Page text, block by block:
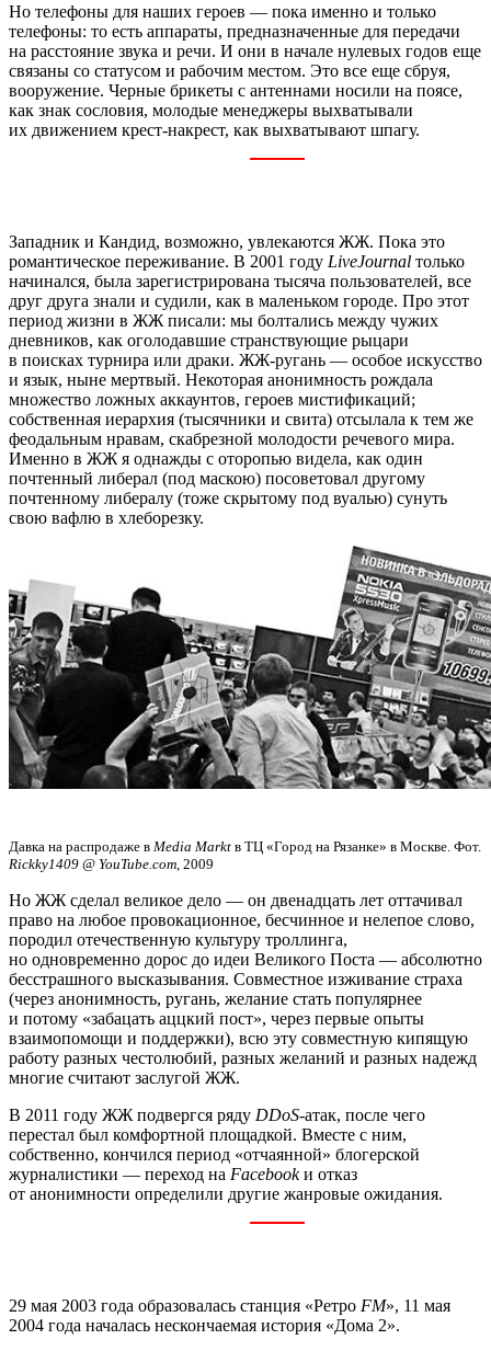
Но телефоны для наших героев — пока именно и только
телефоны: то есть аппараты, предназначенные для передачи
на расстояние звука и речи. И они в начале нулевых годов еще
связаны со статусом и рабочим местом. Это все еще сбруя,
вооружение. Черные брикеты с антеннами носили на поясе,
как знак сословия, молодые менеджеры выхватывали
их движением крест-накрест, как выхватывают шпагу.
Западник и Кандид, возможно, увлекаются ЖЖ. Пока это
романтическое переживание. В 2001 году LiveJournal только
начинался, была зарегистрирована тысяча пользователей, все
друг друга знали и судили, как в маленьком городе. Про этот
период жизни в ЖЖ писали: мы болтались между чужих
дневников, как оголодавшие странствующие рыцари
в поисках турнира или драки. ЖЖ-ругань — особое искусство
и язык, ныне мертвый. Некоторая анонимность рождала
множество ложных аккаунтов, героев мистификаций;
собственная иерархия (тысячники и свита) отсылала к тем же
феодальным нравам, скабрезной молодости речевого мира.
Именно в ЖЖ я однажды с оторопью видела, как один
почтенный либерал (под маскою) посоветовал другому
почтенному либералу (тоже скрытому под вуалью) сунуть
свою вафлю в хлеборезку.
Давка на распродаже в Media Markt в ТЦ «Город на Рязанке» в Москве. Фот.
Rickky1409 @ YouTube.com , 2009
Но ЖЖ сделал великое дело — он двенадцать лет оттачивал
право на любое провокационное, бесчинное и нелепое слово,
породил отечественную культуру троллинга,
но одновременно дорос до идеи Великого Поста — абсолютно
бесстрашного высказывания. Совместное изживание страха
(через анонимность, ругань, желание стать популярнее
и потому «забацать аццкий пост», через первые опыты
взаимопомощи и поддержки), всю эту совместную кипящую
работу разных честолюбий, разных желаний и разных надежд
многие считают заслугой ЖЖ.
В 2011 году ЖЖ подвергся ряду DDoS-атак, после чего
перестал был комфортной площадкой. Вместе с ним,
собственно, кончился период «отчаянной» блогерской
журналистики — переход на Facebookи отказ
от анонимности определили другие жанровые ожидания.
29 мая 2003 года образовалась станция «Ретро FM», 11 мая
2004 года началась нескончаемая история «Дома 2».